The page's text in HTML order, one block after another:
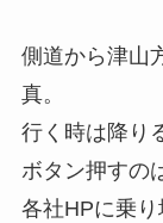
側道から津山
真。
行く時は降り
ボタン押すの
各社HPに乗